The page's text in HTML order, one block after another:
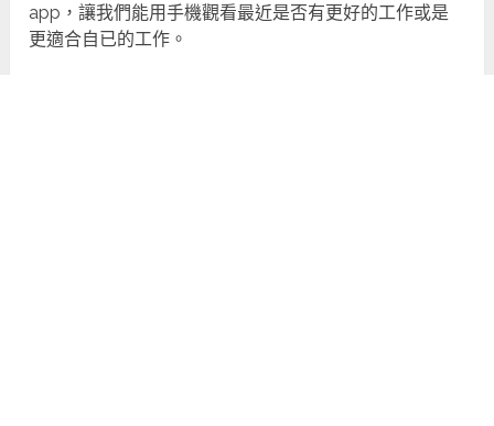
app，讓我們能用手機觀看最近是否有更好的工作或是
更適合自已的工作。